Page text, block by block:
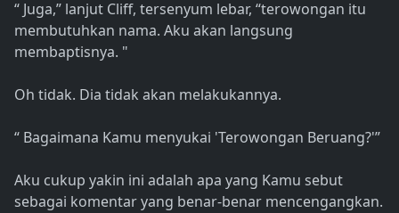
“ Juga,” lanjut Cliff, tersenyum lebar, “terowongan itu
membutuhkan nama. Aku akan langsung
membaptisnya. "
Oh tidak. Dia tidak akan melakukannya.
“ Bagaimana Kamu menyukai 'Terowongan Beruang?'”
Aku cukup yakin ini adalah apa yang Kamu sebut
sebagai komentar yang benar-benar mencengangkan.